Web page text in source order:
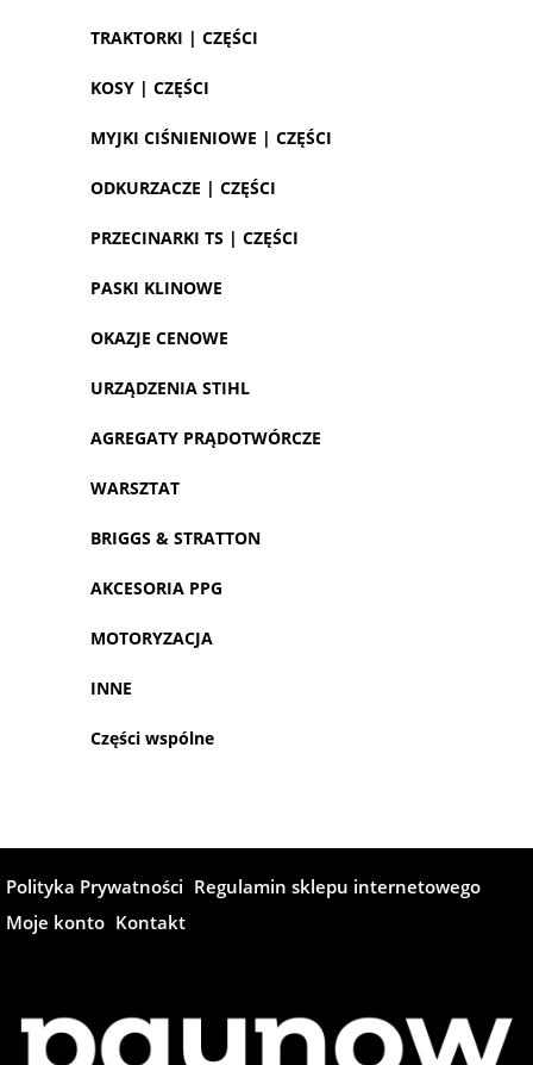
TRAKTORKI | CZĘŚCI
KOSY | CZĘŚCI
MYJKI CIŚNIENIOWE | CZĘŚCI
ODKURZACZE | CZĘŚCI
PRZECINARKI TS | CZĘŚCI
PASKI KLINOWE
OKAZJE CENOWE
URZĄDZENIA STIHL
AGREGATY PRĄDOTWÓRCZE
WARSZTAT
BRIGGS & STRATTON
AKCESORIA PPG
MOTORYZACJA
INNE
Części wspólne
Polityka Prywatności Regulamin sklepu internetowego
Moje konto Kontakt